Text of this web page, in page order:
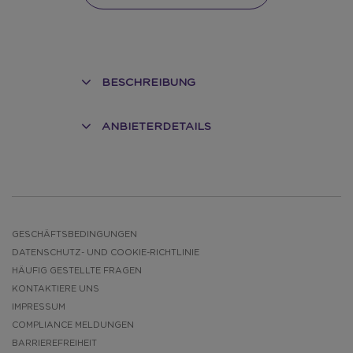
BESCHREIBUNG
ANBIETERDETAILS
GESCHÄFTSBEDINGUNGEN
DATENSCHUTZ- UND COOKIE-RICHTLINIE
HÄUFIG GESTELLTE FRAGEN
KONTAKTIERE UNS
IMPRESSUM
COMPLIANCE MELDUNGEN
BARRIEREFREIHEIT